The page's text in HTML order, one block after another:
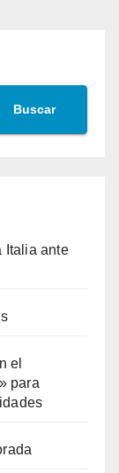
Buscar
Italia ante
el
para